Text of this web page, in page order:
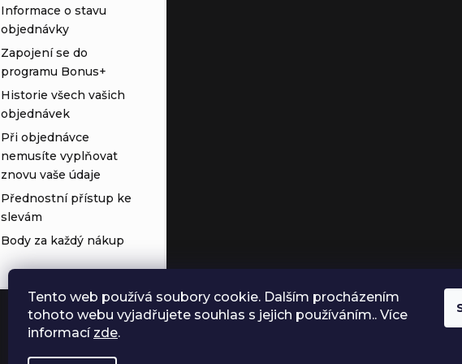
Tento web používá soubory cookie. Dalším procházením
tohoto webu vyjadřujete souhlas s jejich používáním.. Více
informací zde.
Informace o stavu
objednávky
Zapojení se do
programu Bonus+
Historie všech vašich
objednávek
Při objednávce
nemusíte vyplňovat
znovu vaše údaje
Přednostní přístup ke
slevám
Body za každý nákup